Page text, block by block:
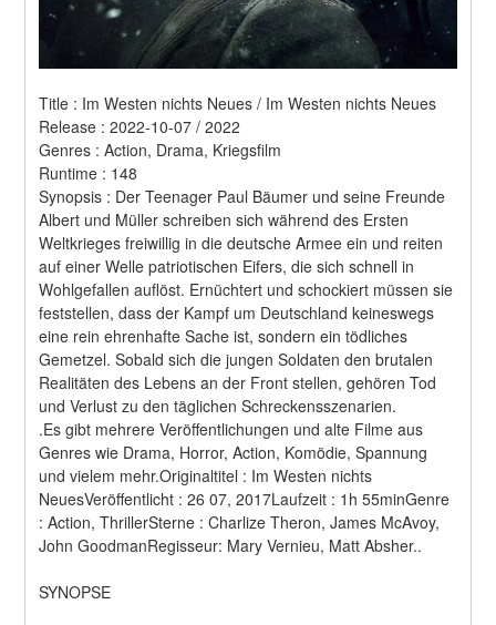
Title : Im Westen nichts Neues / Im Westen nichts Neues
Release : 2022-10-07 / 2022
Genres : Action, Drama, Kriegsfilm
Runtime : 148
Synopsis : Der Teenager Paul Bäumer und seine Freunde
Albert und Müller schreiben sich während des Ersten
Weltkrieges freiwillig in die deutsche Armee ein und reiten
auf einer Welle patriotischen Eifers, die sich schnell in
Wohlgefallen auflöst. Ernüchtert und schockiert müssen sie
feststellen, dass der Kampf um Deutschland keineswegs
eine rein ehrenhafte Sache ist, sondern ein tödliches
Gemetzel. Sobald sich die jungen Soldaten den brutalen
Realitäten des Lebens an der Front stellen, gehören Tod
und Verlust zu den täglichen Schreckensszenarien.
.Es gibt mehrere Veröffentlichungen und alte Filme aus
Genres wie Drama, Horror, Action, Komödie, Spannung
und vielem mehr.Originaltitel : Im Westen nichts
NeuesVeröffentlicht : 26 07, 2017Laufzeit : 1h 55minGenre
: Action, ThrillerSterne : Charlize Theron, James McAvoy,
John GoodmanRegisseur: Mary Vernieu, Matt Absher..
SYNOPSE